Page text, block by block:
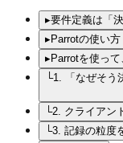
▸要件定義は「
▸Parrotの使い
▸Parrotを使っ
└1. 「なぜそう
└2. クライアン
└3. 記録の粒度